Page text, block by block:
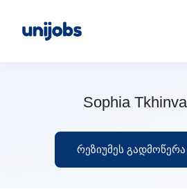
Sophia
რეზიუმეს გადმოწერა